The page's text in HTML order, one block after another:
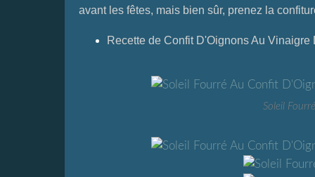
avant les fêtes, mais bien sûr, prenez la
Recette de Confit D'Oignons Au
Soleil